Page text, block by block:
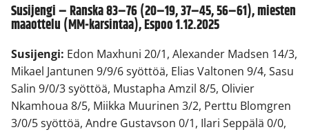
Susijengi – Ranska 83–76 (20–19, 37–45, 56–61), miesten
maaottelu (MM-karsintaa), Espoo 1.12.2025
Susijengi: Edon Maxhuni 20/1, Alexander Madsen 14/3,
Mikael Jantunen 9/9/6 syöttöä, Elias Valtonen 9/4, Sasu
Salin 9/0/3 syöttöä, Mustapha Amzil 8/5, Olivier
Nkamhoua 8/5, Miikka Muurinen 3/2, Perttu Blomgren
3/0/5 syöttöä, Andre Gustavson 0/1, Ilari Seppälä 0/0,